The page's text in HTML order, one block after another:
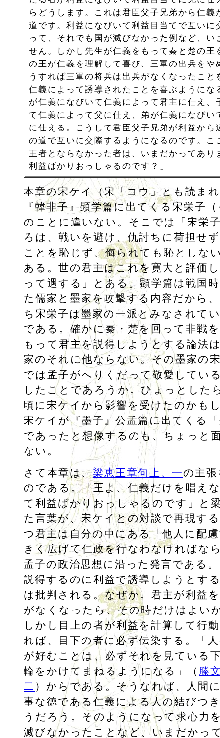
らどうします。これは君臣父子兄弟から仁義
道です。利益になびいて利益目当てで互いに
って、それでも国が滅びなかった例など、い
せん。しかし先生が仁義をもって秦と楚の王
の王が仁義を理解して喜び、三軍の出兵をや
うすれば三軍の将兵は出兵がなくなったこと
仁義によって誘導されたことを喜ぶようにな
が仁義になびいて仁義によって君主に仕え、
て仁義によって父に仕え、弟が仁義になびい
に仕える。こうして君臣父子兄弟が利益から
の道で互いに交際するようになるのです。こ
王者とならなかった者は、いまだかってあり
利益ばかりおっしゃるのです？」
本章の宋ケイ（宋「コウ」とも読ま
『韓非子』顕学篇に出てくる宋栄子
のことに違いない。そこでは「宋栄
ろは、戦いを避け、仇討ちに荷担せ
ことを恥じず、侮られても恥としな
ある。世の君主はこれを寛大と評価
って遇する」とある。顕学篇は戦国
た儒家と墨家を攻撃する内容だから
ち宋栄子は墨家の一派とみなされて
である。確かに秦・楚を回って非戦
もって君主を説得しようとする論法
家のそれに他ならない。その墨家の
では孟子がへりくだって敬愛してい
したことであろうか。ひょっとした
頃に宋ケイから影響を受けたのかも
宋ケイが『墨子』公孟篇に出てくる
であったと想像するのも、ちょっと
ない。
さて本章は、梁恵王章句上、一の主
のである。「王よ、仁義だけを唱え
て利益ばかりおっしゃるのです」と
た言葉が、宋ケイとの対談で再現す
つ君主は自分の中にある「他人に配
きく広げて仁政を行なわなければな
孟子の政治思想に沿った発言である
説得するのに利益で誘導しようとす
は批判される。なぜか。君主が利益
がなくなったら、その時だけはよい
しかし目上の者が利益を計算して行
れば、目下の者に必ず伝染する。「
が好むことは、必ずそれを見ている
輪をかけてまねるようになる」（ 滕
二 ）からである。そうなれば、人間
事な徳である仁義による人の結びつ
うだろう。そのようになって求心力
滅びなかったことなど、いまだかっ